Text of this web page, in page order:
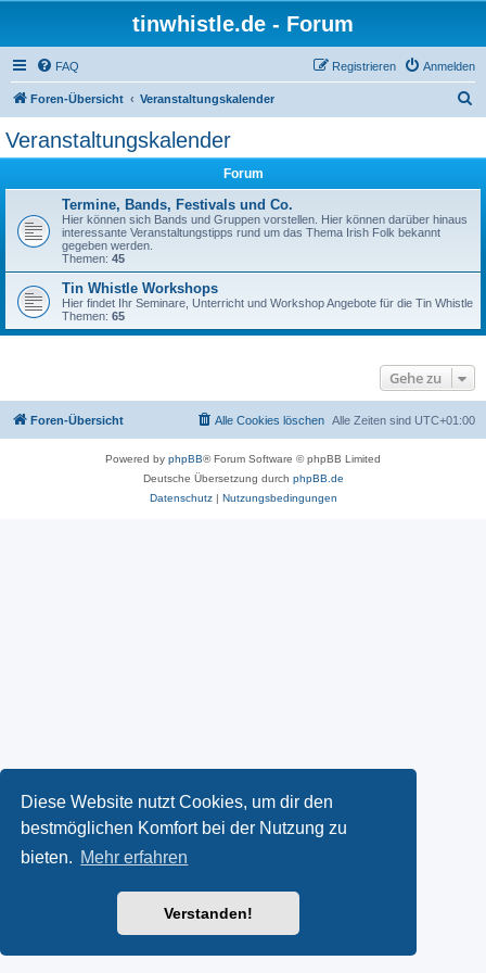
Diese Website nutzt Cookies, um dir den
bestmöglichen Komfort bei der Nutzung zu
bieten. Mehr erfahren
Verstanden!
tinwhistle.de - Forum
FAQ Anmelden
Registrieren
Foren-Übersicht Veranstaltungskalender
Veranstaltungskalender
Forum
Termine, Bands, Festivals und Co.
Hier können sich Bands und Gruppen vorstellen. Hier können darüber hinaus
interessante Veranstaltungstipps rund um das Thema Irish Folk bekannt
gegeben werden.
Themen: 45
Tin Whistle Workshops
Hier findet Ihr Seminare, Unterricht und Workshop Angebote für die Tin Whistle
Themen: 65
Gehe zu
Foren-Übersicht Alle Zeiten sind UTC+01:00
Alle Cookies löschen
Powered by phpBB® Forum Software © phpBB Limited
Deutsche Übersetzung durch phpBB.de
Datenschutz| Nutzungsbedingungen